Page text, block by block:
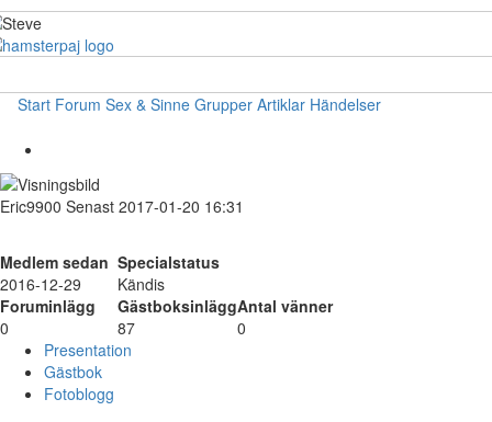
Start Forum Sex & Sinne Grupper Artiklar Händelser
Eric9900 Senast 2017-01-20 16:31
Medlem sedan Specialstatus
2016-12-29
Kändis
Foruminlägg
GästboksinläggAntal vänner
0
87
0
Presentation
Gästbok
Fotoblogg